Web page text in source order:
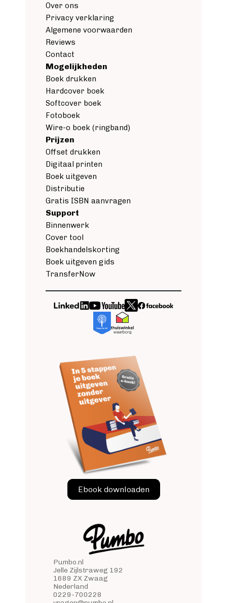
Pumbo.nl
Jelle Zijlstraweg 192
1689 ZX Zwaag
Nederland
0229-700228
Over ons
Privacy verklaring
Algemene voorwaarden
Reviews
Contact
Mogelijkheden
Boek drukken
Hardcover boek
Softcover boek
Fotoboek
Wire-o boek (ringband)
Prijzen
Offset drukken
Digitaal printen
Boek uitgeven
Distributie
Gratis ISBN aanvragen
Support
Binnenwerk
Cover tool
Boekhandelskorting
Boek uitgeven gids
TransferNow
Image Image ImageImage
ImageImage
Ebook downloaden